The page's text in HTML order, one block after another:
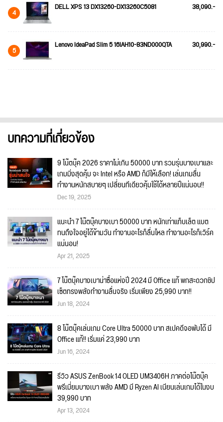
4 DELL XPS 13 DX13260-DX13260C5081 38,090.-
5 Lenovo IdeaPad Slim 5 16IAH10-83ND000QTA 30,990.-
บทความที่เกี่ยวข้อง
9 โน๊ตบุ๊ค 2026 ราคาไม่เกิน 50000 บาท รวมรุ่นบางเบาและ
เกมมิ่งสุดคุ้ม จะ Intel หรือ AMD ก็มีให้เลือก! เล่นเกมลื่น
ทำงานหนักสบายๆ เปลี่ยนทีเดียวคุ้มใช้ได้หลายปีแน่นอน!!
Dec 19, 2025
แนะนำ 7 โน๊ตบุ๊คบางเบา 50000 บาท หนักเท่าแท็บเล็ต แบต
ทนถึงใจอยู่ได้ข้ามวัน ทำงานอะไรก็ลื่นไหล ทำงานอะไรก็เวิร์ค
แน่นอน!
Apr 21, 2025
7 โน๊ตบุ๊คบางเบาน่าซื้อแห่งปี 2024 มี Office แท้ พกสะดวกชิป
เซ็ตทรงพลังทำงานลื่นจริง เริ่มเพียง 25,990 บาท!!
Jun 18, 2024
8 โน๊ตบุ๊คเล่นเกม Core Ultra 50000 บาท สเปคดีจอพับได้ มี
Office แท้!! เริ่มแค่ 23,990 บาท
Jun 16, 2024
รีวิว ASUS ZenBook 14 OLED UM3406H ภาคต่อโน๊ตบุ๊ค
พรีเมี่ยมบางเบา พลัง AMD มี Ryzen AI เนียนเล่นเกมได้ในงบ
39,990 บาท
Apr 13, 2024